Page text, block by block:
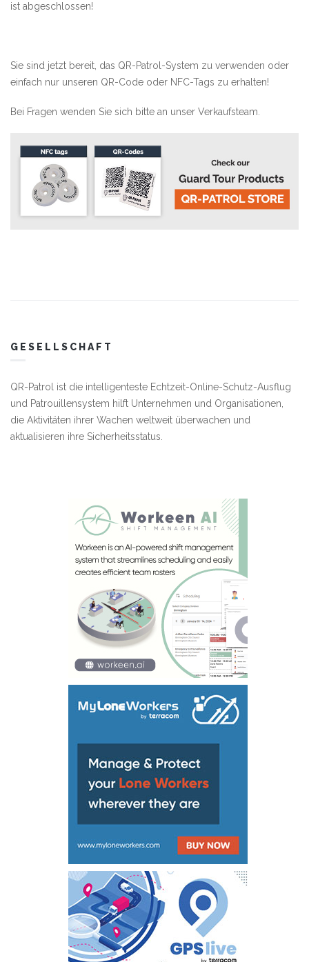
ist abgeschlossen!
Sie sind jetzt bereit, das QR-Patrol-System zu verwenden oder
einfach nur unseren QR-Code oder NFC-Tags zu erhalten!
Bei Fragen wenden Sie sich bitte an unser Verkaufsteam.
GESELLSCHAFT
QR-Patrol ist die intelligenteste Echtzeit-Online-Schutz-Ausflug
und Patrouillensystem hilft Unternehmen und Organisationen,
die Aktivitäten ihrer Wachen weltweit überwachen und
aktualisieren ihre Sicherheitsstatus.